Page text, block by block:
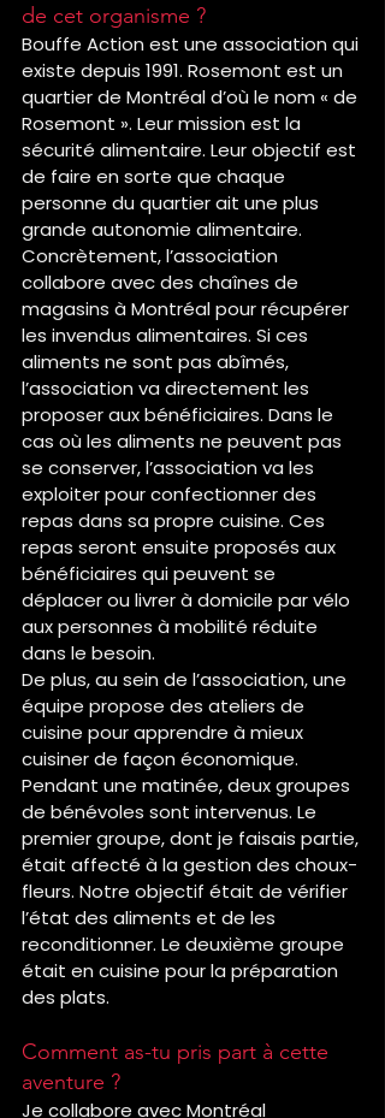
de cet organisme ?
Bouffe Action est une association qui
existe depuis 1991. Rosemont est un
quartier de Montréal d’où le nom « de
Rosemont ». Leur mission est la
sécurité alimentaire. Leur objectif est
de faire en sorte que chaque
personne du quartier ait une plus
grande autonomie alimentaire.
Concrètement, l’association
collabore avec des chaînes de
magasins à Montréal pour récupérer
les invendus alimentaires. Si ces
aliments ne sont pas abîmés,
l’association va directement les
proposer aux bénéficiaires. Dans le
cas où les aliments ne peuvent pas
se conserver, l’association va les
exploiter pour confectionner des
repas dans sa propre cuisine. Ces
repas seront ensuite proposés aux
bénéficiaires qui peuvent se
déplacer ou livrer à domicile par vélo
aux personnes à mobilité réduite
dans le besoin.
De plus, au sein de l’association, une
équipe propose des ateliers de
cuisine pour apprendre à mieux
cuisiner de façon économique.
Pendant une matinée, deux groupes
de bénévoles sont intervenus. Le
premier groupe, dont je faisais partie,
était affecté à la gestion des choux-
fleurs. Notre objectif était de vérifier
l’état des aliments et de les
reconditionner. Le deuxième groupe
était en cuisine pour la préparation
des plats.
Comment as-tu pris part à cette
aventure ?
Je collabore avec Montréal